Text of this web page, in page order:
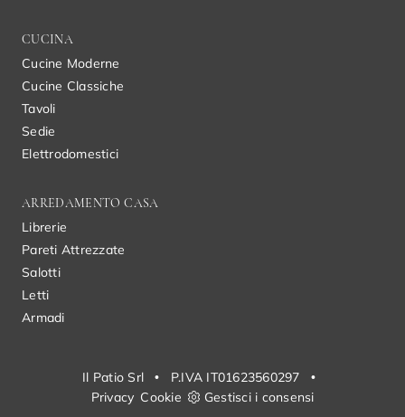
CUCINA
Cucine Moderne
Cucine Classiche
Tavoli
Sedie
Elettrodomestici
ARREDAMENTO CASA
Librerie
Pareti Attrezzate
Salotti
Letti
Armadi
Il Patio Srl • P.IVA IT01623560297
•
Privacy Cookie Gestisci i consensi